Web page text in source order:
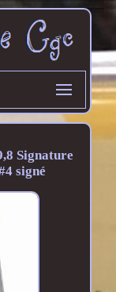
Signature
signé